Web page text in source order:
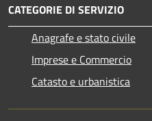
CATEGORIE DI SERVIZIO
Anagrafe e stato civile
Imprese e Commercio
Catasto e urbanistica